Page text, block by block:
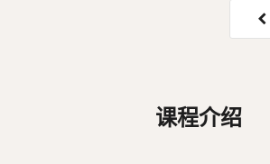
课程介绍